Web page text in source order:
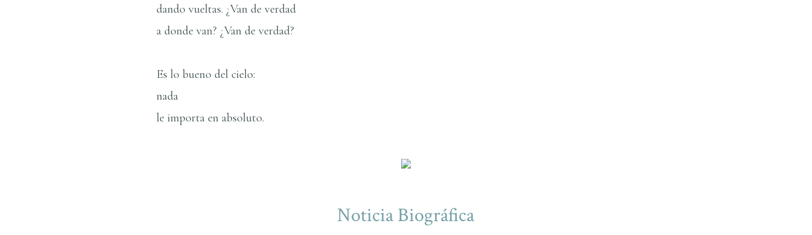
dando vueltas. ¿Van de verdad
a donde van? ¿Van de verdad?
Es lo bueno del cielo:
nada
le importa en absoluto.
Noticia Biográfica